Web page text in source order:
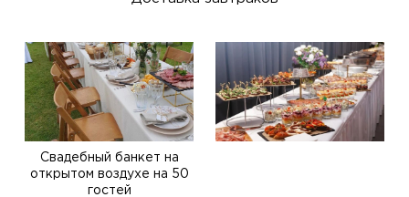
Свадебный банкет на
открытом воздухе на 50
гостей